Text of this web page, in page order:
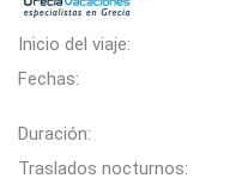
Inicio del viaje:
Fechas:
Duración:
Traslados nocturnos: